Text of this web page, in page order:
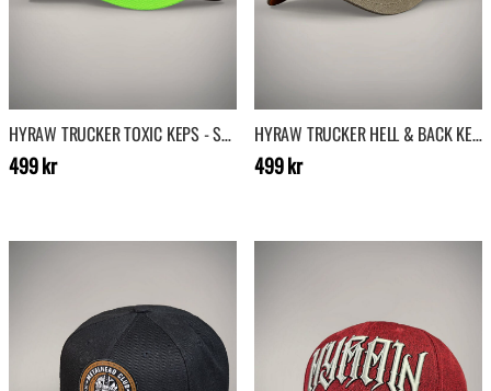
HYRAW TRUCKER TOXIC KEPS - SVART/NEONGRÖN
Pris:499 kr
499 kr
HYRAW TRUCKER HELL & BACK KEPS - SVART/KHAKI
Pris:499 kr
499 kr